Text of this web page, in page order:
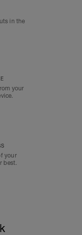
in the
your
your
best.